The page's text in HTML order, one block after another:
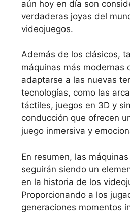
aún hoy en día son
verdaderas joyas del
videojuegos.
Además de los clásicos,
máquinas más modernas
adaptarse a las nuevas
tecnologías, como las
táctiles, juegos en 3D y
conducción que ofrecen
juego inmersiva y
En resumen, las
seguirán siendo un
en la historia de los
Proporcionando a los
generaciones momentos